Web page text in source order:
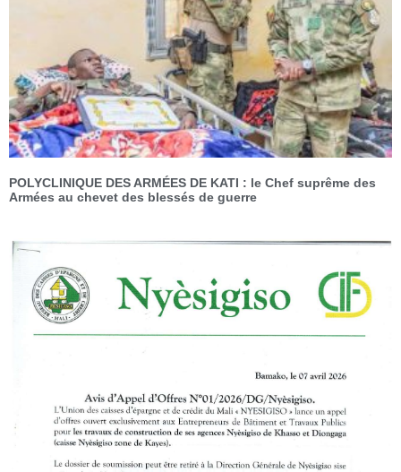
POLYCLINIQUE DES ARMÉES DE KATI : le Chef suprême des
Armées au chevet des blessés de guerre